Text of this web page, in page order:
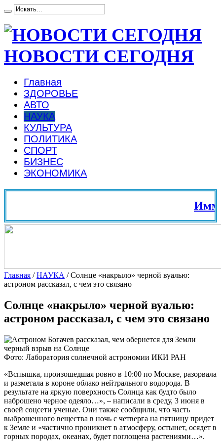
НОВОСТИ СЕГОДНЯ
Главная
ЗДОРОВЬЕ
АВТО
НАУКА
КУЛЬТУРА
ПОЛИТИКА
СПОРТ
БИЗНЕС
ЭКОНОМИКА
Главная /НАУКА /Солнце «накрыло» черной вуалью:
астроном рассказал, с чем это связано
Солнце «накрыло» черной вуалью:
астроном рассказал, с чем это связано
Фото: Лаборатория солнечной астрономии ИКИ РАН
«Вспышка, произошедшая ровно в 10:00 по Москве, разорвала
и разметала в короне облако нейтрального водорода. В
результате на яркую поверхность Солнца как будто было
наброшено черное одеяло…», – написали в среду, 3 июня в
своей соцсети ученые. Они также сообщили, что часть
выброшенного вещества в ночь с четверга на пятницу придет
к Земле и «частично проникнет в атмосферу, остынет, осядет в
горных породах, океанах, будет поглощена растениями…».